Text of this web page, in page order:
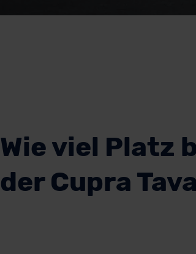
Wie viel Platz
der Cupra